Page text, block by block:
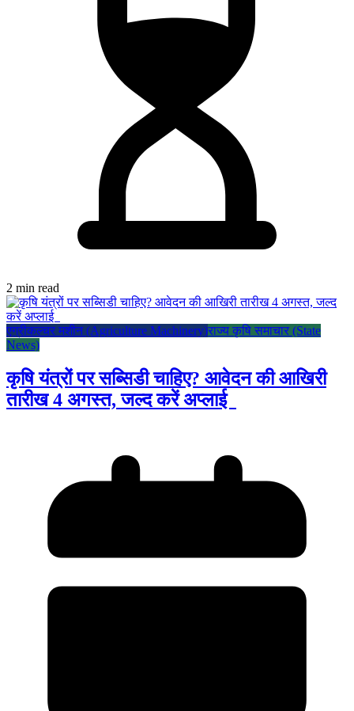
2 min read
एग्रीकल्चर मशीन (Agriculture Machinery)राज्य कृषि समाचार (State
News)
कृषि यंत्रों पर सब्सिडी चाहिए? आवेदन की आखिरी
तारीख 4 अगस्त, जल्द करें अप्लाई